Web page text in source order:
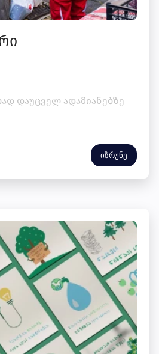
დაუცველ ადამიანებზე
იზრუნე